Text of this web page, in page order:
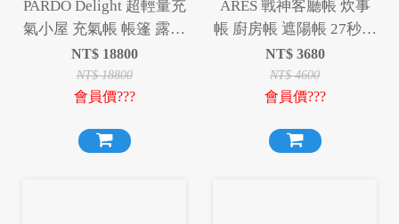
PARDO Delight 超輕量充
氣小屋 充氣帳 帳篷 露營
帳篷 露營
NT$ 18800
NT$18800
會員價???
ARES 戰神客廳帳 炊事
帳 廚房帳 遮陽帳 27秒帳
快速帳 速開帳 戰神
ARES
NT$ 3680
NT$4600
會員價???